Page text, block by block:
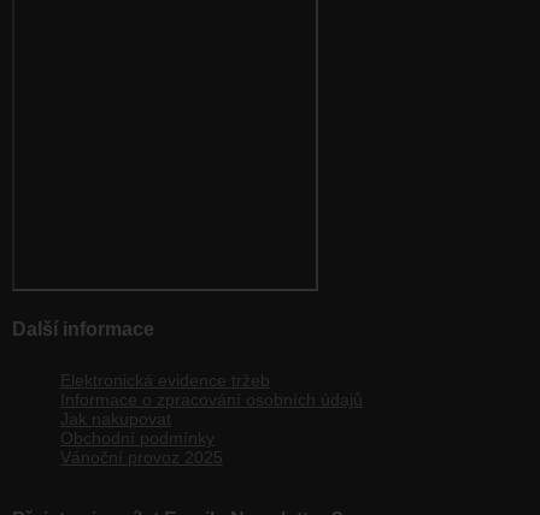
Další informace
Elektronická evidence tržeb
Informace o zpracování osobních údajů
Jak nakupovat
Obchodní podmínky
Vánoční provoz 2025